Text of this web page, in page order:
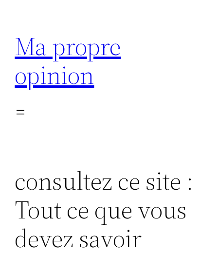
contenu
Ma propre
opinion
consultez ce site :
Tout ce que vous
devez savoir